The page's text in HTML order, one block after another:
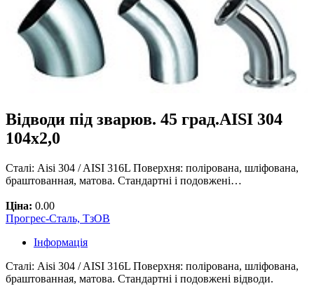
Відводи під зварюв. 45 град.AISI 304
104х2,0
Сталі: Aisi 304 / AISI 316L Поверхня: полірована, шліфована,
браштованная, матова. Стандартні і подовжені…
Ціна: 0.00
Прогрес-Сталь, ТзОВ
Інформація
Сталі: Aisi 304 / AISI 316L Поверхня: полірована, шліфована,
браштованная, матова. Стандартні і подовжені відводи.